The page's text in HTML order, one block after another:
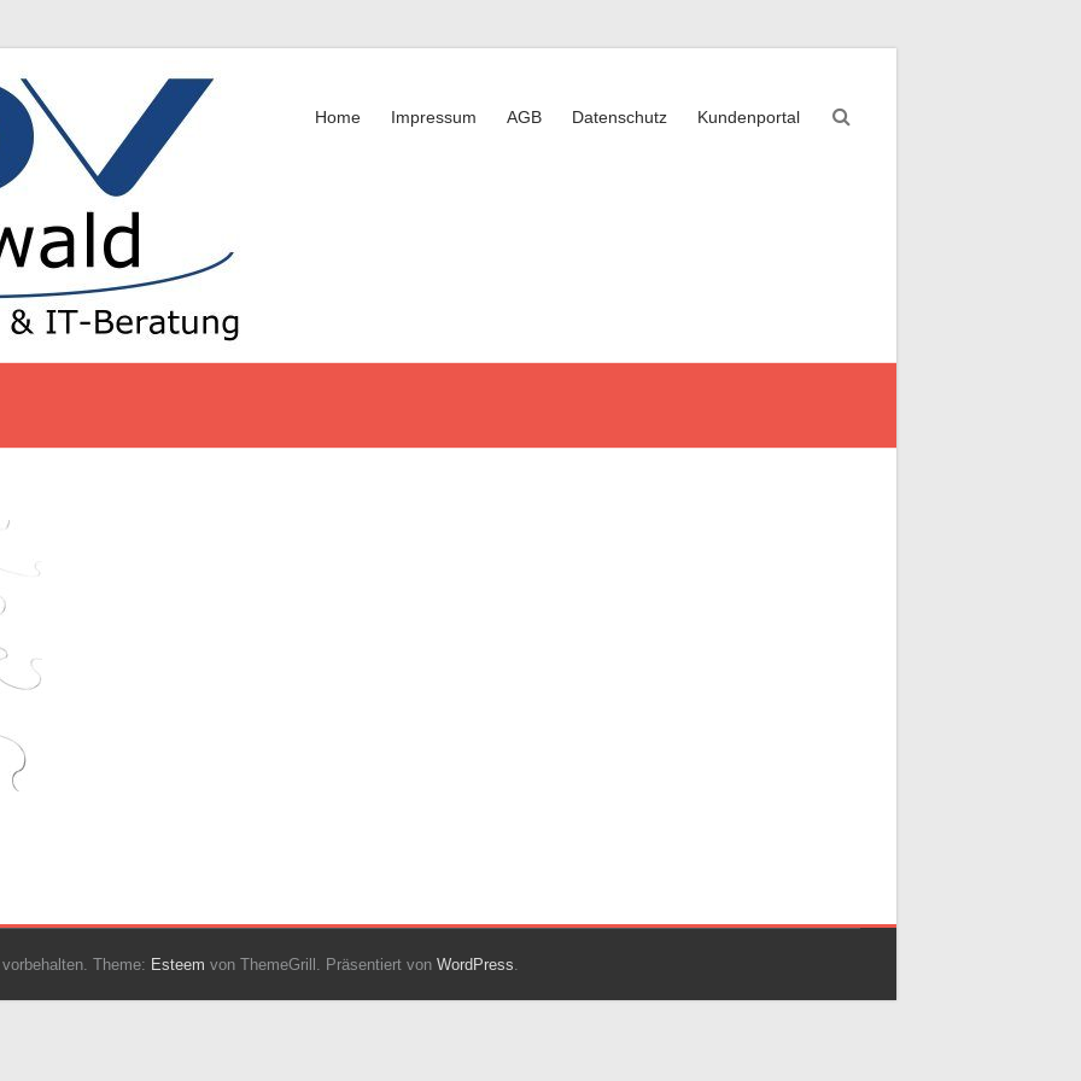
Home Impressum AGB Datenschutz Kundenportal
Theme: Esteem von ThemeGrill. Präsentiert von WordPress.